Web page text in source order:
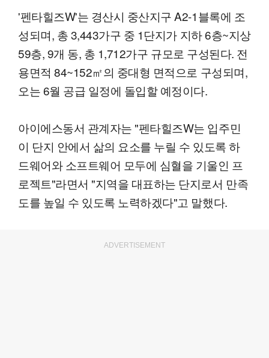
'펜타힐즈W'는 경산시 중산지구 A2-1블록에 조
성되며, 총 3,443가구 중 1단지가 지하 6층~지상
59층, 9개 동, 총 1,712가구 규모로 구성된다. 전
용면적 84~152㎡의 중대형 면적으로 구성되며,
오는 6월 공급 일정에 돌입할 예정이다.
아이에스동서 관계자는 "펜타힐즈W는 입주민
이 단지 안에서 삶의 요소를 누릴 수 있도록 하
드웨어와 소프트웨어 모두에 심혈을 기울인 프
로젝트"라면서 "지역을 대표하는 단지로서 만족
도를 높일 수 있도록 노력하겠다"고 말했다.
ADVERTISEMENT